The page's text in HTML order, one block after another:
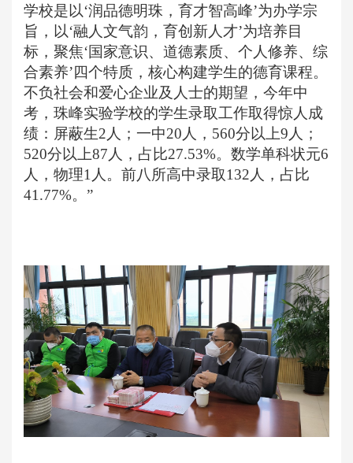
学校是以‘润品德明珠，育才智高峰’为办学宗
旨，以‘融人文气韵，育创新人才’为培养目
标，聚焦‘国家意识、道德素质、个人修养、综
合素养’四个特质，核心构建学生的德育课程。
不负社会和爱心企业及人士的期望，今年中
考，珠峰实验学校的学生录取工作取得惊人成
绩：屏蔽生2人；一中20人，560分以上9人；
520分以上87人，占比27.53%。数学单科状元6
人，物理1人。前八所高中录取132人，占比
41.77%。”